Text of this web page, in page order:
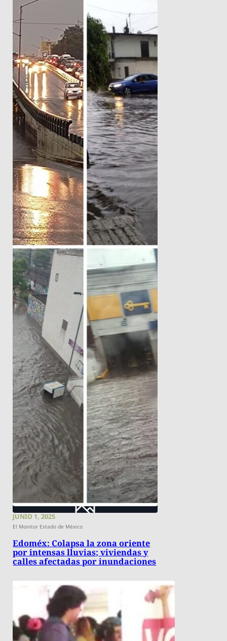
JUNIO 1, 2025
El Monitor Estado de México
Edoméx: Colapsa la zona oriente
por intensas lluvias; viviendas y
calles afectadas por inundaciones